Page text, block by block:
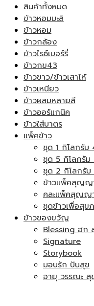
สินค้าทั้งหมด
ข้าวหอมมะลิ
ข้าวหอม
ข้าวกล้อง
ข้าวไรซ์เบอร์รี่
ข้าวกข43
ข้าวขาว/ข้าวเสาไห้
ข้าวเหนียว
ข้าวผสมหลายสี
ข้าวออร์แกนิค
ข้าวใส่บาตร
แพ็คข้าว
ชุด 1 กิโลกรัม
ชุด 5 กิโลกรั
ชุด 2 กิโลกรั
ข้าวแพ็คสุญญ
คละแพ็คสุญญ
ชุดข้าวเพื่อสุข
ข้าวของขวัญ
Blessing ฮก
Signature
Storybook
มอบรัก ปันสุข
อายุ วรรณะ สุ